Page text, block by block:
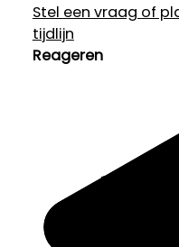
Stel een vraag of
tijdlijn
Reageren